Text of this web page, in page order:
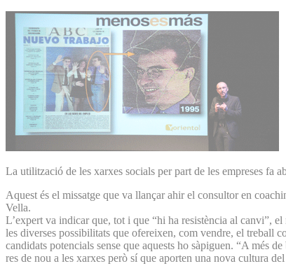
La utilització de les xarxes socials per part de les empreses fa
Aquest és el missatge que va llançar ahir el consultor en
Vella.
L’expert va indicar que, tot i que “hi ha resistència al canvi”,
les diverses possibilitats que ofereixen, com vendre, el treball
candidats potencials sense que aquests ho sàpiguen. “A més
res de nou a les xarxes però sí que aporten una nova cultura